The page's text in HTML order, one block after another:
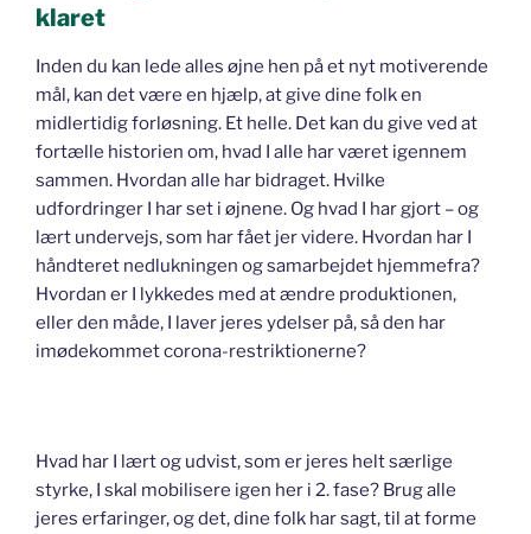
klaret
Inden du kan lede alles øjne hen på et nyt motiverende
mål, kan det være en hjælp, at give dine folk en
midlertidig forløsning. Et helle. Det kan du give ved at
fortælle historien om, hvad I alle har været igennem
sammen. Hvordan alle har bidraget. Hvilke
udfordringer I har set i øjnene. Og hvad I har gjort – og
lært undervejs, som har fået jer videre. Hvordan har I
håndteret nedlukningen og samarbejdet hjemmefra?
Hvordan er I lykkedes med at ændre produktionen,
eller den måde, I laver jeres ydelser på, så den har
imødekommet corona-restriktionerne?
Hvad har I lært og udvist, som er jeres helt særlige
styrke, I skal mobilisere igen her i 2. fase? Brug alle
jeres erfaringer, og det, dine folk har sagt, til at forme